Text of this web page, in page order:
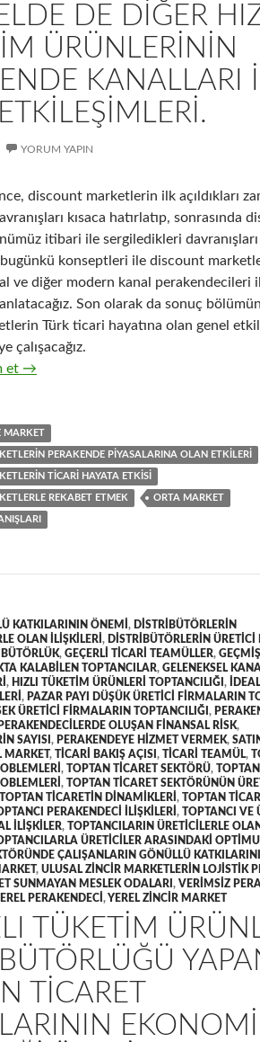
DE DIĞER
ÜRÜNLERININ
KANALLARI
YORUM YAPIN
discount marketlerin ilk açıldıkları
kısaca hatırlatıp, sonrasında
itibari ile sergiledikleri
konseptleri ile discount
ve diğer modern kanal perakendecileri
Son olarak da sonuç
Türk ticari hayatına olan genel
çalışacağız.
genelde Türk ticaret
et →
MARKET
PERAKENDE PIYASALARINA OLAN ETKILERI
TICARI HAYATA ETKISI
REKABET ETMEK ORTA MARKET
KATKILARININ ÖNEMI , DISTRIBÜTÖRLERIN
OLAN ILIŞKILERI , DISTRIBÜTÖRLERIN
, GEÇERLI TICARI TEAMÜLLER,
KALABILEN TOPTANCILAR, GELENEKSEL
, HIZLI TÜKETIM ÜRÜNLERI TOPTANCILIĞI ,
, PAZAR PAYI DÜŞÜK ÜRETICI FIRMALARIN
ÜRETICI FIRMALARIN TOPTANCILIĞI ,
PERAKENDECILERDE OLUŞAN FINANSAL RISK,
SAYISI , PERAKENDEYE HIZMET VERMEK,
MARKET, TICARI BAKIŞ AÇISI , TICARI TEAMÜL,
, TOPTAN TICARET SEKTÖRÜ,
, TOPTAN TICARET SEKTÖRÜNÜN
TOPTAN TICARETIN DINAMIKLERI , TOPTAN
PERAKENDECI ILIŞKILERI , TOPTANCI VE
ILIŞKILER, TOPTANCILARIN ÜRETICILERLE OLAN
ÜRETICILER ARASINDAKI
ÇALIŞANLARIN GÖNÜLLÜ
, ULUSAL ZINCIR MARKETLERIN LOJISTIK
SUNMAYAN MESLEK ODALARI , VERIMSIZ
PERAKENDECI ,YEREL ZINCIR MARKET
TÜKETIM
TICARET